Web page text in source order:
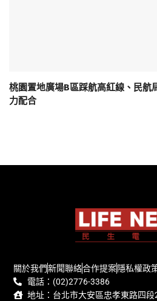
桃園置地廣場B區踩航高紅線、民航
力配合
關於我們新聞聯絡合作提案隱私權政
電話：(02)2776-3386
地址：台北市大安區忠孝東路四